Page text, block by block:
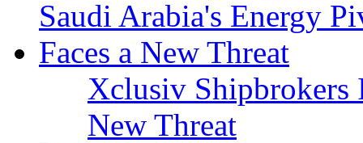
Xclusiv Shipbrokers
New Threat